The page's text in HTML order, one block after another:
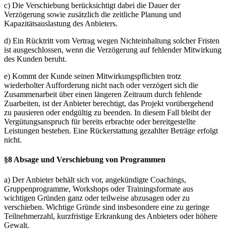
c) Die Verschiebung berücksichtigt dabei die Dauer der
Verzögerung sowie zusätzlich die zeitliche Planung und
Kapazitätsauslastung des Anbieters.
d) Ein Rücktritt vom Vertrag wegen Nichteinhaltung solcher Fristen
ist ausgeschlossen, wenn die Verzögerung auf fehlender Mitwirkung
des Kunden beruht.
e) Kommt der Kunde seinen Mitwirkungspflichten trotz
wiederholter Aufforderung nicht nach oder verzögert sich die
Zusammenarbeit über einen längeren Zeitraum durch fehlende
Zuarbeiten, ist der Anbieter berechtigt, das Projekt vorübergehend
zu pausieren oder endgültig zu beenden. In diesem Fall bleibt der
Vergütungsanspruch für bereits erbrachte oder bereitgestellte
Leistungen bestehen. Eine Rückerstattung gezahlter Beträge erfolgt
nicht.
§8 Absage und Verschiebung von Programmen
a) Der Anbieter behält sich vor, angekündigte Coachings,
Gruppenprogramme, Workshops oder Trainingsformate aus
wichtigen Gründen ganz oder teilweise abzusagen oder zu
verschieben. Wichtige Gründe sind insbesondere eine zu geringe
Teilnehmerzahl, kurzfristige Erkrankung des Anbieters oder höhere
Gewalt.